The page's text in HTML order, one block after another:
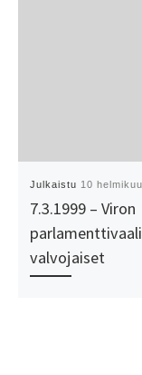
Julkaistu 10
7.3.1999 – Viron
valvojaiset